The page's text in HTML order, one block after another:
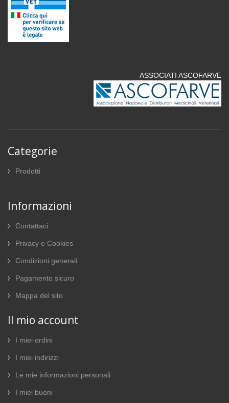
ASSOCIATI ASCOFARVE
Categorie
Prodotti
Informazioni
Contattaci
Privacy e Cookies
Condizioni generali
Pagamento sicuro
Mappa del sito
Il mio account
I miei ordini
I miei indirizzi
Le mie informazioni personali
I miei buoni